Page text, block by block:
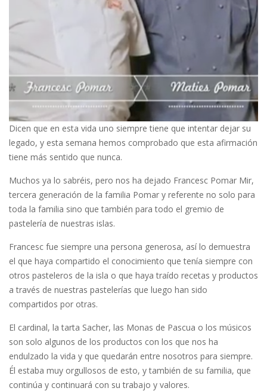
Dicen que en esta vida uno siempre tiene que intentar dejar su
legado, y esta semana hemos comprobado que esta afirmación
tiene más sentido que nunca.
Muchos ya lo sabréis, pero nos ha dejado Francesc Pomar Mir,
tercera generación de la familia Pomar y referente no solo para
toda la familia sino que también para todo el gremio de
pastelería de nuestras islas.
Francesc fue siempre una persona generosa, así lo demuestra
el que haya compartido el conocimiento que tenía siempre con
otros pasteleros de la isla o que haya traído recetas y productos
a través de nuestras pastelerías que luego han sido
compartidos por otras.
El cardinal, la tarta Sacher, las Monas de Pascua o los músicos
son solo algunos de los productos con los que nos ha
endulzado la vida y que quedarán entre nosotros para siempre.
Él estaba muy orgullosos de esto, y también de su familia, que
continúa y continuará con su trabajo y valores.